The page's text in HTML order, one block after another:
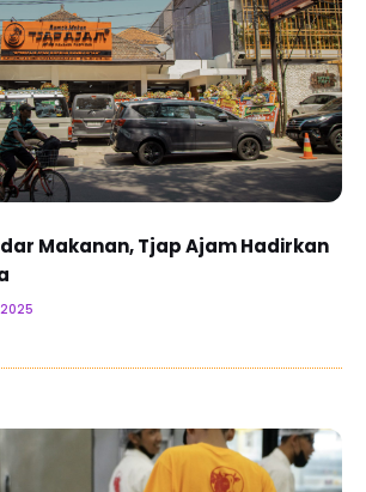
Makanan, Tjap Ajam Hadirkan